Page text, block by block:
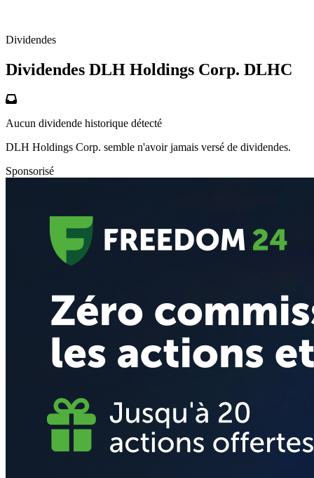
Dividendes
Dividendes DLH Holdings Corp. DLHC
Aucun dividende historique détecté
DLH Holdings Corp. semble n'avoir jamais versé de dividendes.
Sponsorisé